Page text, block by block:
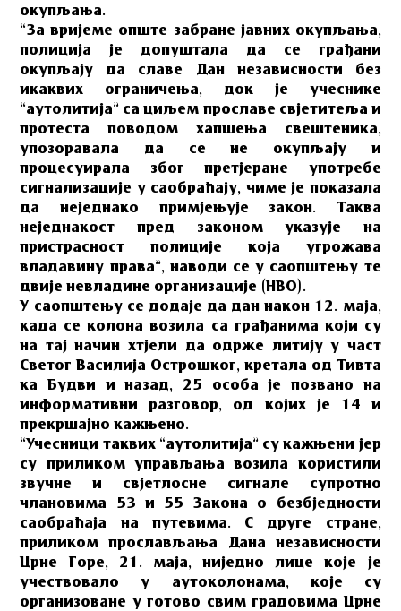
окупљања.
“За вријеме опште забране јавних окупљања,
полиција је допуштала да се грађани
окупљају да славе Дан независности без
икаквих ограничења, док је учеснике
“аутолитија” са циљем прославе свјетитеља и
протеста поводом хапшења свештеника,
упозоравала да се не окупљају и
процесуирала због претјеране употребе
сигнализације у саобраћају, чиме је показала
да неједнако примјењује закон. Таква
неједнакост пред законом указује на
пристрасност полиције која угрожава
владавину права”, наводи се у саопштењу те
двије невладине организације (НВО).
У саопштењу се додаје да дан након 12. маја,
када се колона возила са грађанима који су
на тај начин хтјели да одрже литију у част
Светог Василија Острошког, кретала од Тивта
ка Будви и назад, 25 особа је позвано на
информативни разговор, од којих је 14 и
прекршајно кажњено.
“Учесници таквих “аутолитија” су кажњени јер
су приликом управљања возила користили
звучне и свјетлосне сигнале супротно
члановима 53 и 55 Закона о безбједности
саобраћаја на путевима. С друге стране,
приликом прослављања Дана независности
Црне Горе, 21. маја, ниједно лице које је
учествовало у аутоколонама, које су
организоване у готово свим градовима Црне